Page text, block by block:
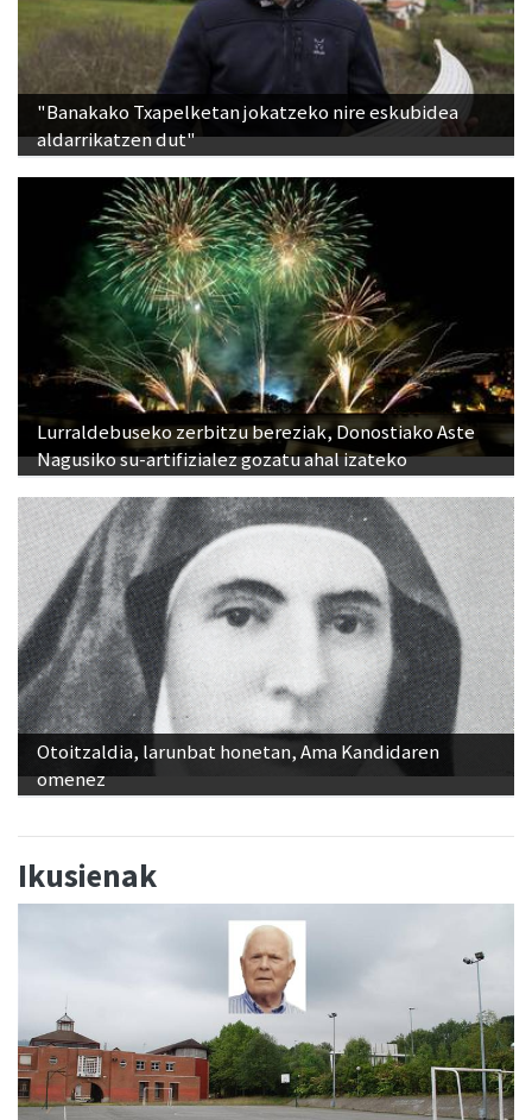
"Banakako Txapelketan jokatzeko nire eskubidea
aldarrikatzen dut"
Lurraldebuseko zerbitzu bereziak, Donostiako Aste
Nagusiko su-artifizialez gozatu ahal izateko
Otoitzaldia, larunbat honetan, Ama Kandidaren
omenez
Ikusienak